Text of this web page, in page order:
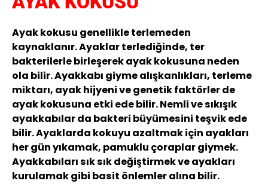
Ayak kokusu genellikle terlemeden
kaynaklanır. Ayaklar terlediğinde, ter
bakterilerle birleşerek ayak kokusuna neden
ola bilir. Ayakkabı giyme alışkanlıkları, terleme
miktarı, ayak hijyeni ve genetik faktörler de
ayak kokusuna etki ede bilir. Nemli ve sıkışık
ayakkabılar da bakteri büyümesini teşvik ede
bilir. Ayaklarda kokuyu azaltmak için ayakları
her gün yıkamak, pamuklu çoraplar giymek.
Ayakkabıları sık sık değiştirmek ve ayakları
kurulamak gibi basit önlemler alına bilir.